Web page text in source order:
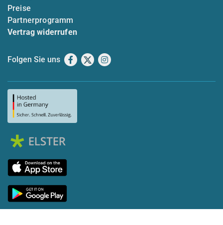
Preise
Partnerprogramm
Vertrag widerrufen
Folgen Sie uns Facebook
X Instagram